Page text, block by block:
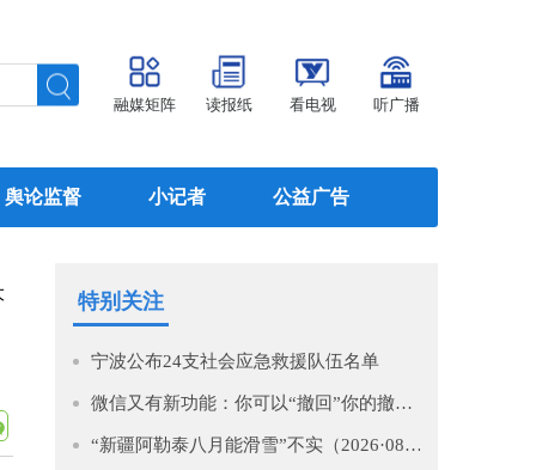
融媒矩阵 读报纸 看电视 听广播
舆论监督 小记者 公益广告
特别关注
宁波公布24支社会应急救援队伍名单
微信又有新功能：你可以“撤回”你的撤回了！
“新疆阿勒泰八月能滑雪”不实（2026·08·07）